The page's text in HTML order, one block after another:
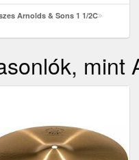
Arnolds & Sons 1 1/2C
mint